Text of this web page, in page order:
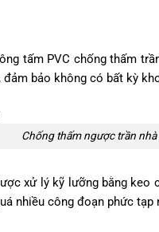
tấm PVC chống thấm
bảo không có bất kỳ
Chống thấm ngược trần nhà
xử lý kỹ lưỡng bằng keo
nhiều công đoạn phức